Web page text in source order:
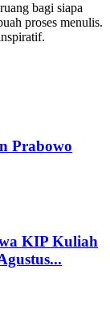
bagi siapa
proses menulis.
Prabowo
KIP Kuliah